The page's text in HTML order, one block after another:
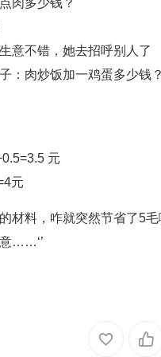
肉多少钱？
意不错，她去招呼别人了
：肉炒饭加一鸡蛋多少钱
元
元
材料，咋就突然节省了5毛
……‘’